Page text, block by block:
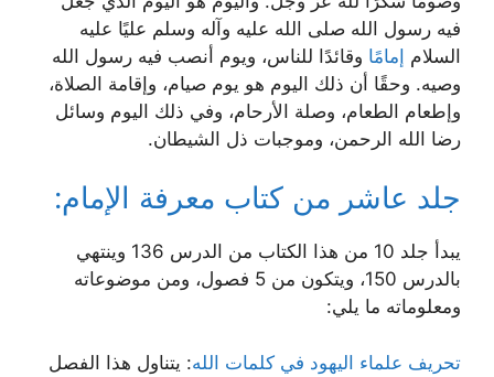
فيه رسول الله صلى الله عليه وآله وسلم عليًا عليه
السلام إمامًا وقائدًا للناس، ويوم أنصب فيه رسول الله
وصيه. وحقًا أن ذلك اليوم هو يوم صيام، وإقامة الصلاة،
وإطعام الطعام، وصلة الأرحام، وفي ذلك اليوم وسائل
رضا الله الرحمن، وموجبات ذل الشيطان.
جلد عاشر من كتاب معرفة الإمام:
يبدأ جلد 10 من هذا الكتاب من الدرس 136 وينتهي
بالدرس 150، ويتكون من 5 فصول، ومن موضوعاته
ومعلوماته ما يلي:
تحريف علماء اليهود في كلمات الله: يتناول هذا الفصل